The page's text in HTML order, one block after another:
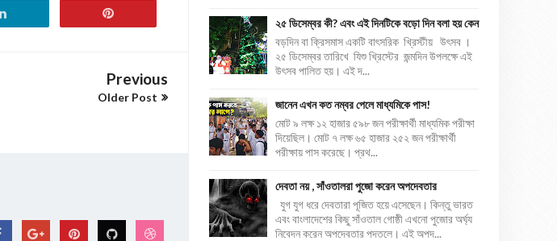
Previous
Older Post
২৫ ডিসেম্বর কী? এবং এই দিনটিকে বড়ো দিন বলা হয় কেন
বড়দিন বা ক্রিসমাস একটি বাৎসরিক খ্রিস্টীয় উৎসব ।
২৫ ডিসেম্বর তারিখে যিশু খ্রিস্টের জন্মদিন উপলক্ষে এই
উৎসব পালিত হয়। এই দ...
জানেন এখন কত নম্বর পেলে মাধ্যমিকে পাস!
মোট ৯ লক্ষ ১২ হাজার ৫৯৮ জন পরীক্ষার্থী মাধ্যমিক পরীক্ষা
দিয়েছিল। মোট ৭ লক্ষ ৬৫ হাজার ২৫২ জন পরীক্ষার্থী
পরীক্ষায় পাস করেছে। প্রথ...
দেবতা নয় , সাঁওতালরা পুজো করেন অপদেবতার
যুগ যুগ ধরে দেবতারা পূজিত হয়ে এসেছেন। কিন্তু ভারত
এবং বাংলাদেশের কিছু সাঁওতাল গোষ্ঠী এখনো পুজোর অর্ঘ্য
নিবেদন করেন অপদেবতার পদতলে। এই অপদ...